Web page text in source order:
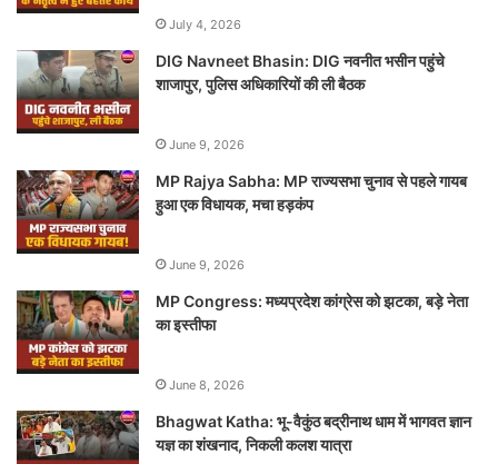
July 4, 2026
DIG Navneet Bhasin: DIG नवनीत भसीन पहुंचे
शाजापुर, पुलिस अधिकारियों की ली बैठक
June 9, 2026
MP Rajya Sabha: MP राज्यसभा चुनाव से पहले गायब
हुआ एक विधायक, मचा हड़कंप
June 9, 2026
MP Congress: मध्यप्रदेश कांग्रेस को झटका, बड़े नेता
का इस्तीफा
June 8, 2026
Bhagwat Katha: भू-वैकुंठ बद्रीनाथ धाम में भागवत ज्ञान
यज्ञ का शंखनाद, निकली कलश यात्रा